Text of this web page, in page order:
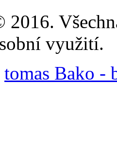
využití.
tomas Bako -